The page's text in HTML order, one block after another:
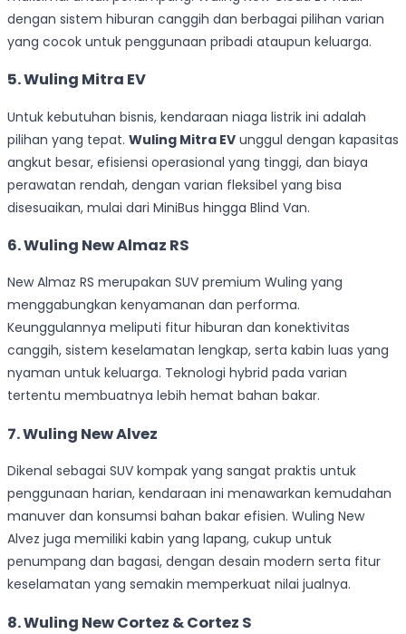
dengan sistem hiburan canggih dan berbagai pilihan varian
yang cocok untuk penggunaan pribadi ataupun keluarga.
5. Wuling Mitra EV
Untuk kebutuhan bisnis, kendaraan niaga listrik ini adalah
pilihan yang tepat. Wuling Mitra EV unggul dengan kapasitas
angkut besar, efisiensi operasional yang tinggi, dan biaya
perawatan rendah, dengan varian fleksibel yang bisa
disesuaikan, mulai dari MiniBus hingga Blind Van.
6. Wuling New Almaz RS
New Almaz RS merupakan SUV premium Wuling yang
menggabungkan kenyamanan dan performa.
Keunggulannya meliputi fitur hiburan dan konektivitas
canggih, sistem keselamatan lengkap, serta kabin luas yang
nyaman untuk keluarga. Teknologi hybrid pada varian
tertentu membuatnya lebih hemat bahan bakar.
7. Wuling New Alvez
Dikenal sebagai SUV kompak yang sangat praktis untuk
penggunaan harian, kendaraan ini menawarkan kemudahan
manuver dan konsumsi bahan bakar efisien. Wuling New
Alvez juga memiliki kabin yang lapang, cukup untuk
penumpang dan bagasi, dengan desain modern serta fitur
keselamatan yang semakin memperkuat nilai jualnya.
8. Wuling New Cortez & Cortez S